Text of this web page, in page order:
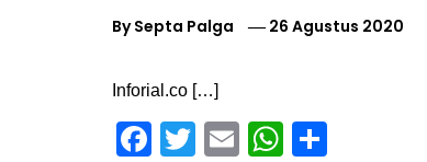
BySepta Palga 26 Agustus 2020
Inforial.co […]
Facebook
TwitterEmailWhatsApp